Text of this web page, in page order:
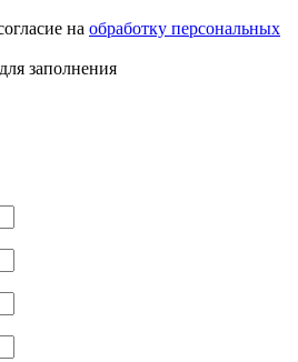
на обработку персональных
заполнения